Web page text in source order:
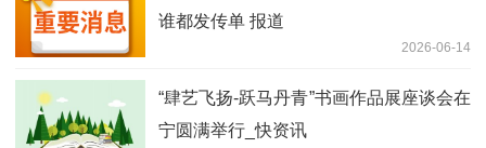
谁都发传单 报道
2026-06-14
“肆艺飞扬-跃马丹青”书画作品展座谈会在
宁圆满举行_快资讯